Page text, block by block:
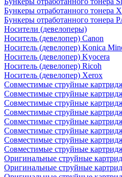
Бункеры отработанного тонера
Бункеры отработанного тонера
Носители (девелоперы)
Носитель (девелопер) Canon
Носитель (девелопер) Konica
Носитель (девелопер) Kyocera
Носитель (девелопер) Ricoh
Носитель (девелопер) Xerox
Совместимые струйные
Совместимые струйные
Совместимые струйные
Совместимые струйные
Совместимые струйные
Совместимые струйные
Совместимые струйные
Совместимые струйные
Оригинальные струйные
Оригинальные струйные